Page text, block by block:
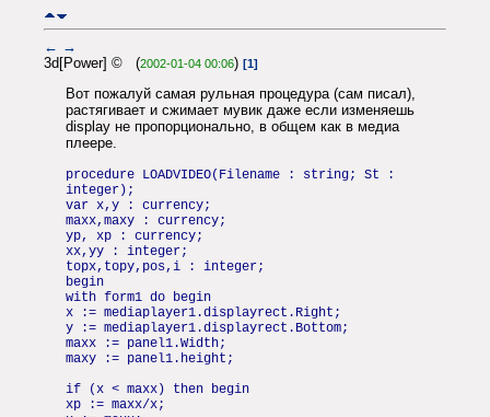
← →
3d[Power] © (2002-01-04 00:06) [1]
Вот пожалуй самая рульная процедура (сам писал),
растягивает и сжимает мувик даже если изменяешь
display не пропорционально, в общем как в медиа
плеере.
procedure LOADVIDEO(Filename : string; St :
integer);
var x,y : currency;
maxx,maxy : currency;
yp, xp : currency;
xx,yy : integer;
topx,topy,pos,i : integer;
begin
with form1 do begin
x := mediaplayer1.displayrect.Right;
y := mediaplayer1.displayrect.Bottom;
maxx := panel1.Width;
maxy := panel1.height;
if (x < maxx) then begin
xp := maxx/x;